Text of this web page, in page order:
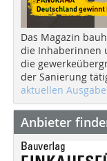
Das Magazin
die Inhaberinnen
die
der Sanierung
aktuellen
Anbieter